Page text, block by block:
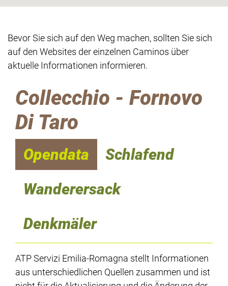
Bevor Sie sich auf den Weg machen, sollten Sie sich
auf den Websites der einzelnen Caminos über
aktuelle Informationen informieren.
Collecchio - Fornovo
Di Taro
Opendata
Schlafend
Wanderersack
Denkmäler
ATP Servizi Emilia-Romagna stellt Informationen
aus unterschiedlichen Quellen zusammen und ist